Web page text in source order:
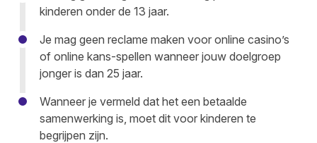
kinderen onder de 13 jaar.
Je mag geen reclame maken voor online casino’s
of online kans-spellen wanneer jouw doelgroep
jonger is dan 25 jaar.
Wanneer je vermeld dat het een betaalde
samenwerking is, moet dit voor kinderen te
begrijpen zijn.